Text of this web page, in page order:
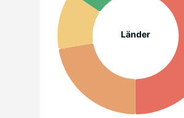
Länder